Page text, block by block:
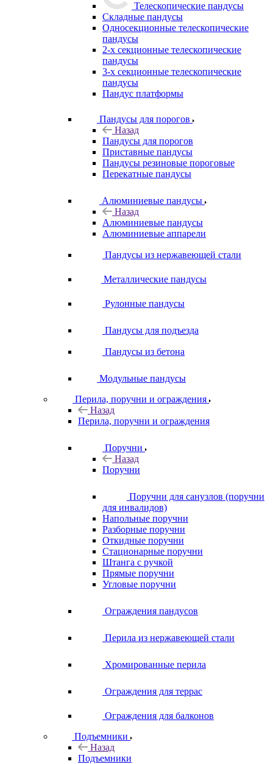
Телескопические пандусы
Складные пандусы
Односекционные телескопические
пандусы
2-х секционные телескопические
пандусы
3-х секционные телескопические
пандусы
Пандус платформы
Пандусы для порогов
Назад
Пандусы для порогов
Приставные пандусы
Пандусы резиновые пороговые
Перекатные пандусы
Алюминиевые пандусы
Назад
Алюминиевые пандусы
Алюминиевые аппарели
Пандусы из нержавеющей стали
Металлические пандусы
Рулонные пандусы
Пандусы для подъезда
Пандусы из бетона
Модульные пандусы
Перила, поручни и ограждения
Назад
Перила, поручни и ограждения
Поручни
Назад
Поручни
Поручни для санузлов (поручни
для инвалидов)
Напольные поручни
Разборные поручни
Откидные поручни
Стационарные поручни
Штанга с ручкой
Прямые поручни
Угловые поручни
Ограждения пандусов
Перила из нержавеющей стали
Хромированные перила
Ограждения для террас
Ограждения для балконов
Подъемники
Назад
Подъемники